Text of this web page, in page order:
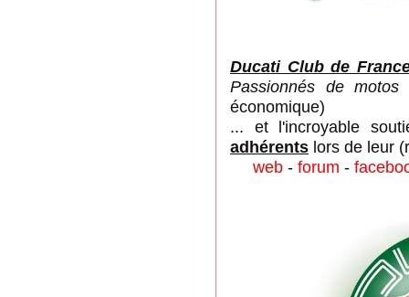
Ducati Club de
Passionnés de motos
économique)
... et l'incroyable
adhérents lors de leur
web - forum -